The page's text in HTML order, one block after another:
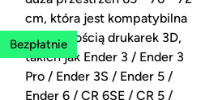
Bezpłatnie
cm, która jest kompatybilna
z większością drukarek 3D,
takich jak Ender 3 / Ender 3
Pro / Ender 3S / Ender 5 /
Ender 6 / CR 6SE / CR 5 /